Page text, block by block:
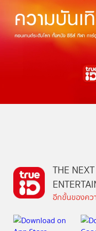
THE
อีกขั้นของคว